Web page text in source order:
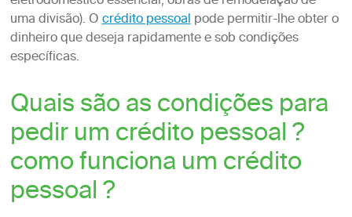
uma divisão). Ocrédito pessoalpode permitir-lhe obter o
dinheiro que deseja rapidamente e sob condições
específicas.
Quais são as condições para
pedir um crédito pessoal ?
como funciona um crédito
pessoal ?